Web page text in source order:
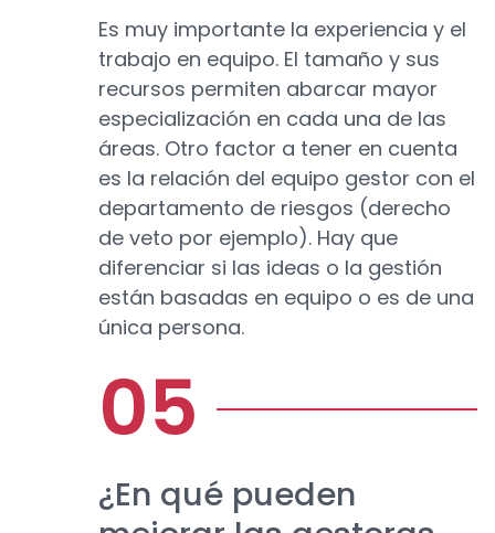
Es muy importante la experiencia y el
trabajo en equipo. El tamaño y sus
recursos permiten abarcar mayor
especialización en cada una de las
áreas. Otro factor a tener en cuenta
es la relación del equipo gestor con el
departamento de riesgos (derecho
de veto por ejemplo). Hay que
diferenciar si las ideas o la gestión
están basadas en equipo o es de una
única persona.
¿En qué pueden